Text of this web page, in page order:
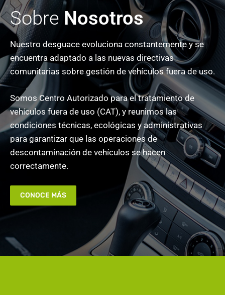
Sobre Nosotros
Nuestro desguace evoluciona constantemente y se
encuentra adaptado a las nuevas directivas
comunitarias sobre gestión de vehículos fuera de uso.
Somos Centro Autorizado para el tratamiento de
vehículos fuera de uso (CAT), y reunimos las
condiciones técnicas, ecológicas y administrativas
para garantizar que las operaciones de
descontaminación de vehículos se hacen
correctamente.
CONOCE MÁS